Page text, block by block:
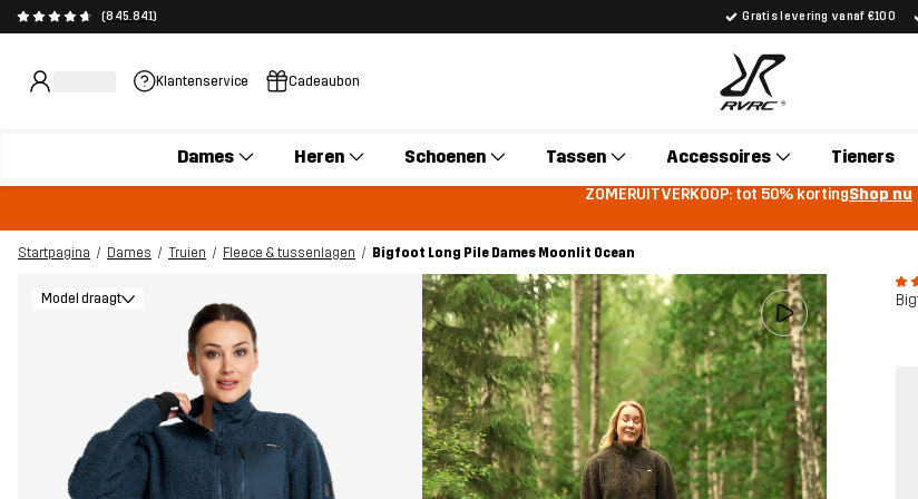
(845.841) Gratis levering vanaf €100
Klantenservice Cadeaubon
Dames Heren Schoenen Tassen Accessoires Tieners
ZOMERUITVERKOOP: tot 50% kortingShop nu
Startpagina Dames Truien Fleece & tussenlagen
Bigfoot Long Pile Dames Moonlit Ocean
Model draagt